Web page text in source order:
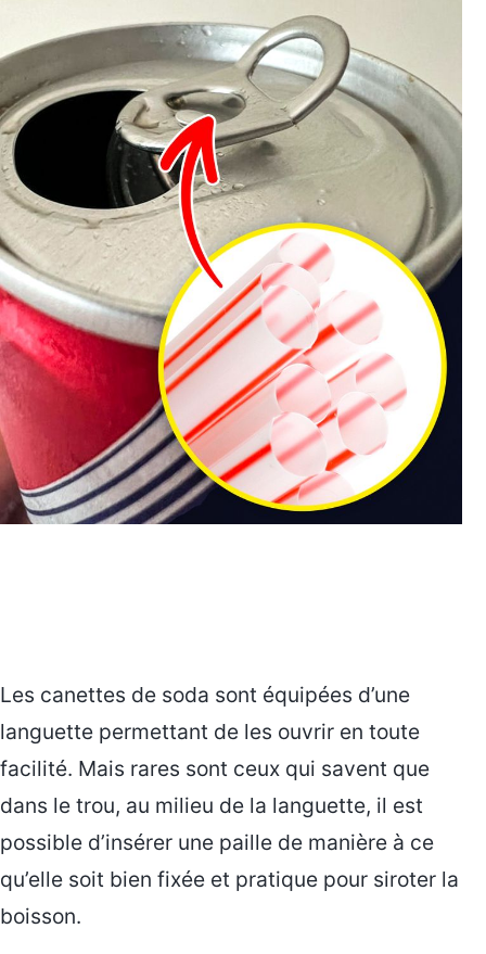
Les canettes de soda sont équipées d’une
languette permettant de les ouvrir en toute
facilité. Mais rares sont ceux qui savent que
dans le trou, au milieu de la languette, il est
possible d’insérer une paille de manière à ce
qu’elle soit bien fixée et pratique pour siroter la
boisson.